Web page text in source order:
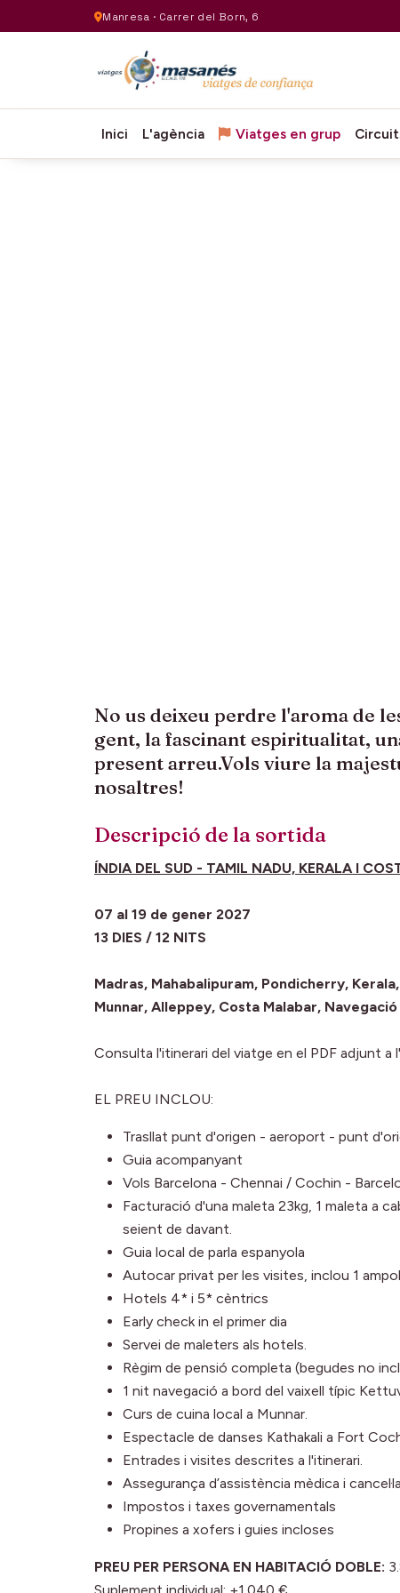
Manresa · Carrer del Born, 6
Inici L'agència Viatges en grup
No us deixeu perdre l'aroma de
gent, la fascinant espiritualitat,
present arreu.Vols viure la
nosaltres!
Descripció de la sortida
ÍNDIA DEL SUD - TAMIL NADU, KERALA I
07 al 19 de gener 2027
13 DIES / 12 NITS
Madras, Mahabalipuram, Pondicherry,
Munnar, Alleppey, Costa Malabar,
Consulta l'itinerari del viatge en el PDF adjunt a
EL PREU INCLOU:
Trasllat punt d'origen - aeroport - punt
Guia acompanyant
Vols Barcelona - Chennai / Cochin -
Facturació d'una maleta 23kg, 1 maleta a
seient de davant.
Guia local de parla espanyola
Autocar privat per les visites, inclou 1
Hotels 4* i 5* cèntrics
Early check in el primer dia
Servei de maleters als hotels.
Règim de pensió completa (begudes no
1 nit navegació a bord del vaixell típic
Curs de cuina local a Munnar.
Espectacle de danses Kathakali a Fort
Entrades i visites descrites a l'itinerari.
Assegurança d’assistència mèdica i
Impostos i taxes governamentals
Propines a xofers i guies incloses
PREU PER PERSONA EN HABITACIÓ DOBLE: